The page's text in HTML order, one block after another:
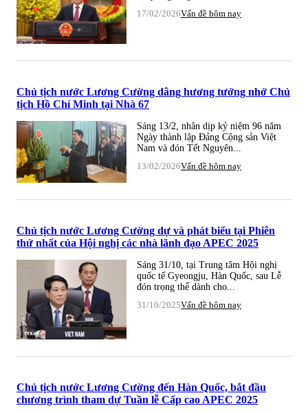
17/02/2026Vấn đề hôm nay
Chủ tịch nước Lương Cường dâng hương tưởng nhớ Chủ
tịch Hồ Chí Minh tại Nhà 67
Sáng 13/2, nhân dịp kỷ niệm 96 năm
Ngày thành lập Đảng Cộng sản Việt
Nam và đón Tết Nguyên...
13/02/2026Vấn đề hôm nay
Chủ tịch nước Lương Cường dự và phát biểu tại Phiên
thứ nhất của Hội nghị các nhà lãnh đạo APEC 2025
Sáng 31/10, tại Trung tâm Hội nghị
quốc tế Gyeongju, Hàn Quốc, sau Lễ
đón trọng thể dành cho...
31/10/2025Vấn đề hôm nay
Chủ tịch nước Lương Cường đến Hàn Quốc, bắt đầu
chương trình tham dự Tuần lễ Cấp cao APEC 2025